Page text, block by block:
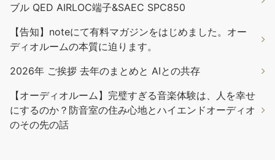
ブル QED AIRLOC端子&SAEC SPC850
【告知】noteにて有料マガジンをはじめました。オー
ディオルームの本質に迫ります。
2026年 ご挨拶 去年のまとめと AIとの共存
【オーディオルーム】完璧すぎる音楽体験は、人を幸せ
にするのか？防音室の住み心地とハイエンドオーディオ
のその先の話